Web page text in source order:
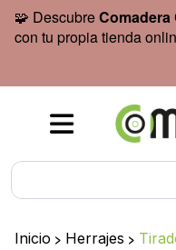
🧩 Descubre
con tu propia tienda
Inicio > Herrajes >